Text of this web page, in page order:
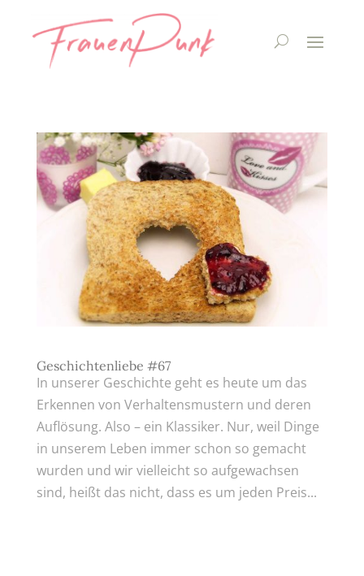
Geschichtenliebe #67
In unserer Geschichte geht es heute um das
Erkennen von Verhaltensmustern und deren
Auflösung. Also – ein Klassiker. Nur, weil Dinge
in unserem Leben immer schon so gemacht
wurden und wir vielleicht so aufgewachsen
sind, heißt das nicht, dass es um jeden Preis...